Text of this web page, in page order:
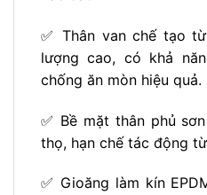
✅ Thân van chế tạo
lượng cao, có khả
chống ăn mòn hiệu quả.
✅ Bề mặt thân phủ
thọ, hạn chế tác động
✅ Gioăng làm kín